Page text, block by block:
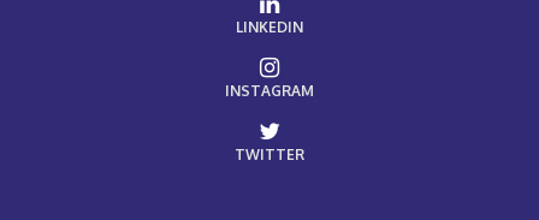
LINKEDIN
INSTAGRAM
TWITTER